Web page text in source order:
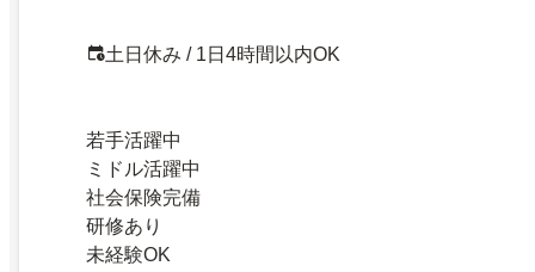
土日休み / 1日4時間以内OK
若手活躍中
ミドル活躍中
社会保険完備
研修あり
未経験OK